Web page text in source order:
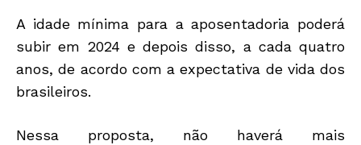
A idade mínima para a aposentadoria poderá
subir em 2024 e depois disso, a cada quatro
anos, de acordo com a expectativa de vida dos
brasileiros.
Nessa proposta, não haverá mais